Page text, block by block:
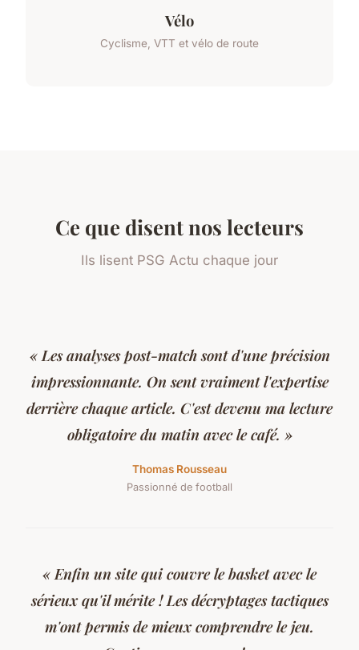
Vélo
Cyclisme, VTT et vélo de route
Ce que disent nos lecteurs
Ils lisent PSG Actu chaque jour
« Les analyses post-match sont d'une précision
impressionnante. On sent vraiment l'expertise
derrière chaque article. C'est devenu ma lecture
obligatoire du matin avec le café. »
Thomas Rousseau
Passionné de football
« Enfin un site qui couvre le basket avec le
sérieux qu'il mérite ! Les décryptages tactiques
m'ont permis de mieux comprendre le jeu.